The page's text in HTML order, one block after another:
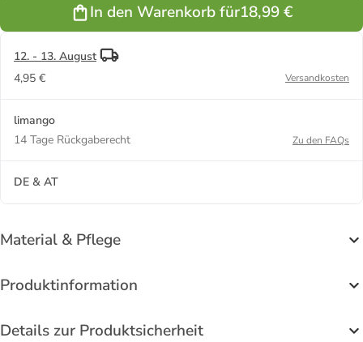
In den Warenkorb für18,99 €
12. - 13. August
4,95 €
Versandkosten
limango
14 Tage Rückgaberecht
Zu den FAQs
DE & AT
Material & Pflege
Produktinformation
Details zur Produktsicherheit